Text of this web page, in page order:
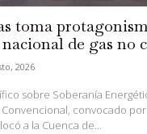
toma
de gas no
2026
sobre Soberanía
Convencional, convocado
a la Cuenca de...